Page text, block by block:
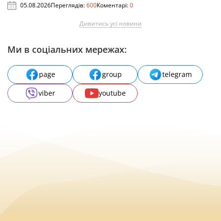
05.08.2026Переглядів:600Коментарі:0
Дивитись усі новини
Ми в соціальних мережах:
page group
telegram
viber
youtube